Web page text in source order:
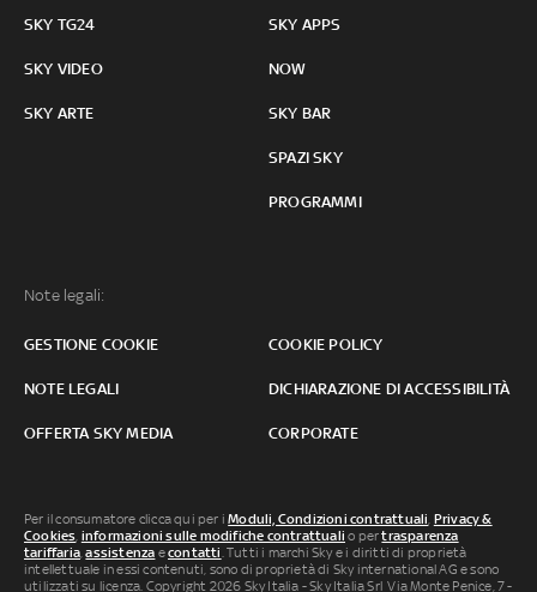
SKY TG24
SKY VIDEO
SKY ARTE
SKY APPS
NOW
SKY BAR
SPAZI SKY
PROGRAMMI
Note legali:
GESTIONE COOKIE COOKIE POLICY
NOTE LEGALI DICHIARAZIONE DI ACCESSIBILITÀ
OFFERTA SKY MEDIA CORPORATE
Per il consumatore clicca qui per iModuli, Condizioni contrattuali, Privacy &
Cookies, informazioni sulle modifiche contrattuali o pertrasparenza
tariffaria,assistenza econtatti. Tutti i marchi Sky e i diritti di proprietà
intellettuale in essi contenuti, sono di proprietà di Sky international AG e sono
utilizzati su licenza. Copyright 2026 Sky Italia - Sky Italia Srl Via Monte Penice, 7 -